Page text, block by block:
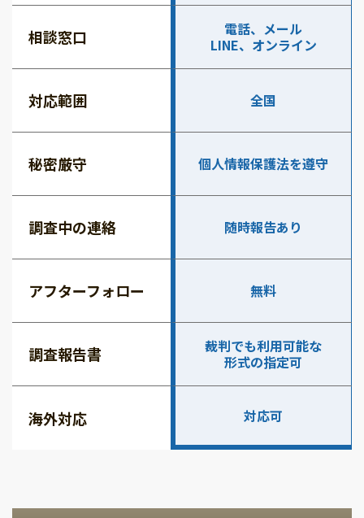
相談窓口
電話、メール
LINE、オンライン
対応範囲 全国
秘密厳守 個人情報保護法を遵守
調査中の連絡 随時報告あり
アフターフォロー 無料
調査報告書
裁判でも利用可能な
形式の指定可
海外対応 対応可